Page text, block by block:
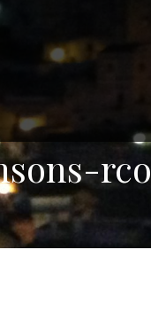
rco